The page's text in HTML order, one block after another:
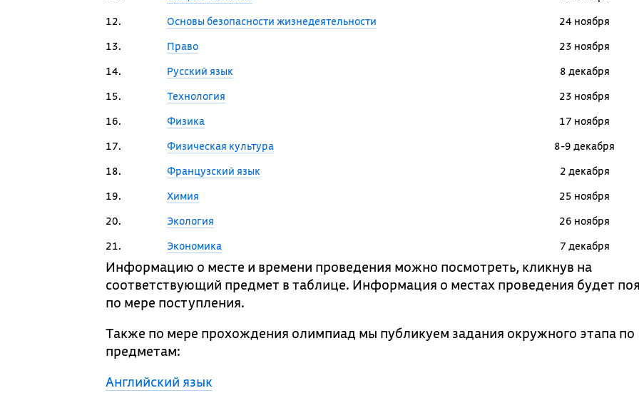
12.
Основы безопасности жизнедеятельности
24 ноября
13.
Право
23 ноября
14.
Русский язык
8 декабря
15.
Технология
23 ноября
16.
Физика
17 ноября
17.
Физическая культура
8-9 декабря
18.
Французский язык
2 декабря
19.
Химия
25 ноября
20.
Экология
26 ноября
21.
Экономика 7 декабря
Информацию о месте и времени проведения можно посмотреть, кликнув на
соответствующий предмет в таблице. Информация о местах проведения будет
по мере поступления.
Также по мере прохождения олимпиад мы публикуем задания окружного этапа по
предметам:
Английский язык